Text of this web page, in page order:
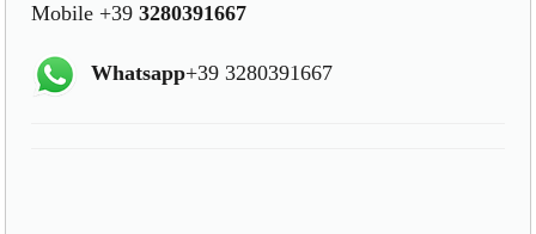
Mobile +393280391667
Whatsapp+39 3280391667